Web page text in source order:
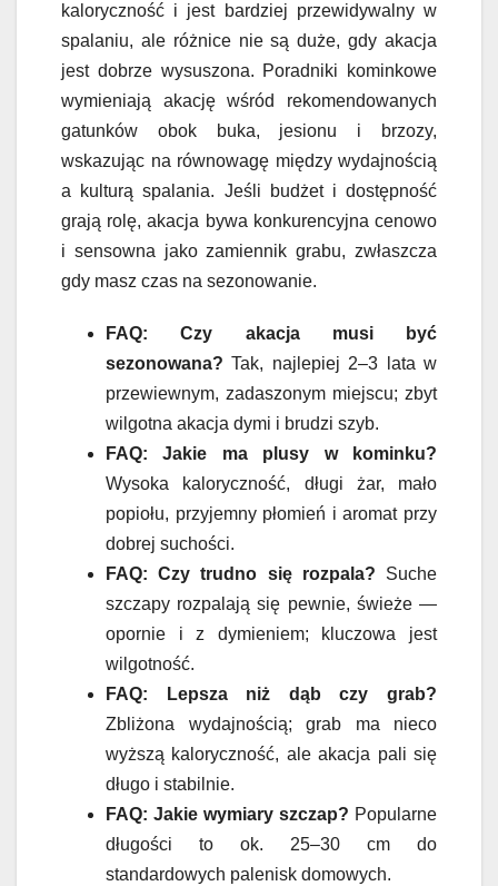
kaloryczność i jest bardziej przewidywalny w
spalaniu, ale różnice nie są duże, gdy akacja
jest dobrze wysuszona. Poradniki kominkowe
wymieniają akację wśród rekomendowanych
gatunków obok buka, jesionu i brzozy,
wskazując na równowagę między wydajnością
a kulturą spalania. Jeśli budżet i dostępność
grają rolę, akacja bywa konkurencyjna cenowo
i sensowna jako zamiennik grabu, zwłaszcza
gdy masz czas na sezonowanie.
FAQ: Czy akacja musi być
sezonowana? Tak, najlepiej 2–3 lata w
przewiewnym, zadaszonym miejscu; zbyt
wilgotna akacja dymi i brudzi szyb.
FAQ: Jakie ma plusy w kominku?
Wysoka kaloryczność, długi żar, mało
popiołu, przyjemny płomień i aromat przy
dobrej suchości.
FAQ: Czy trudno się rozpala? Suche
szczapy rozpalają się pewnie, świeże —
opornie i z dymieniem; kluczowa jest
wilgotność.
FAQ: Lepsza niż dąb czy grab?
Zbliżona wydajnością; grab ma nieco
wyższą kaloryczność, ale akacja pali się
długo i stabilnie.
FAQ: Jakie wymiary szczap? Popularne
długości to ok. 25–30 cm do
standardowych palenisk domowych.